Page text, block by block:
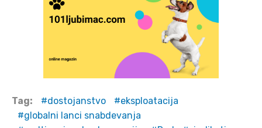
Tag: dostojanstvo
eksploatacija
globalni lanci snabdevanja